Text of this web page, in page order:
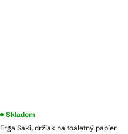
Erga Saki, držiak na toaletný papier
Skladom